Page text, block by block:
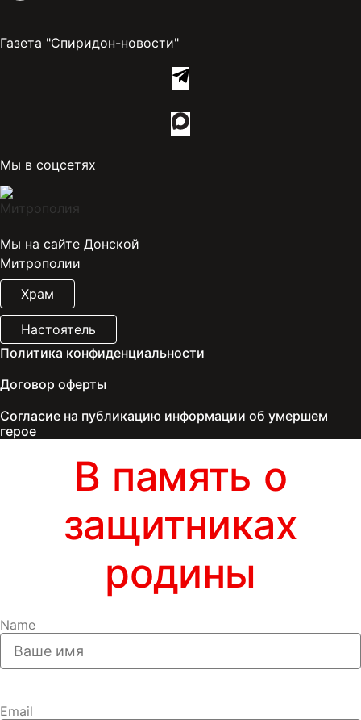
Газета "Спиридон-новости"
Мы в соцсетях
Мы на сайте Донской
Митрополии
Храм
Настоятель
Политика конфиденциальности
Договор оферты
Согласие на публикацию информации об умершем
герое
В память о
защитниках
родины
Name
Email